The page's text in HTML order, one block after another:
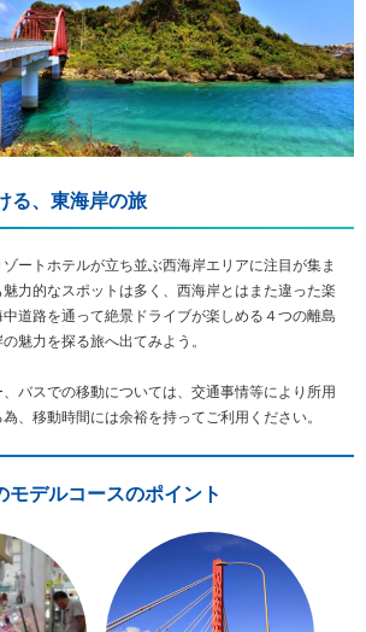
る、東海岸の旅
ートホテルが立ち並ぶ西海岸エリアに注目が集ま
力的なスポットは多く、西海岸とはまた違った楽
道路を通って絶景ドライブが楽しめる４つの離島
魅力を探る旅へ出てみよう。
バスでの移動については、交通事情等により所用
、移動時間には余裕を持ってご利用ください。
モデルコースのポイント